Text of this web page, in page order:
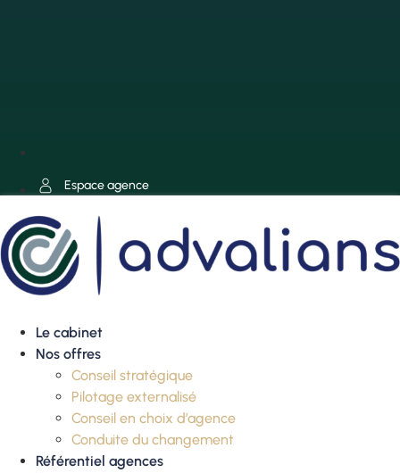
Espace agence
Le cabinet
Nos offres
Conseil stratégique
Pilotage externalisé
Conseil en choix d’agence
Conduite du changement
Référentiel agences